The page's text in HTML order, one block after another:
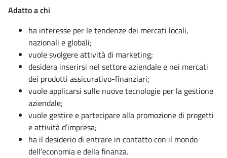
Adatto a chi
ha interesse per le tendenze dei mercati locali,
nazionali e globali;
vuole svolgere attività di marketing;
desidera inserirsi nel settore aziendale e nei mercati
dei prodotti assicurativo-finanziari;
vuole applicarsi sulle nuove tecnologie per la gestione
aziendale;
vuole gestire e partecipare alla promozione di progetti
e attività d’impresa;
ha il desiderio di entrare in contatto con il mondo
dell’economia e della finanza.